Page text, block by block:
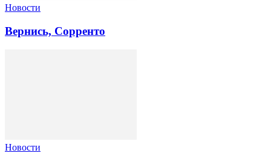
Новости
Вернись, Сорренто
Новости